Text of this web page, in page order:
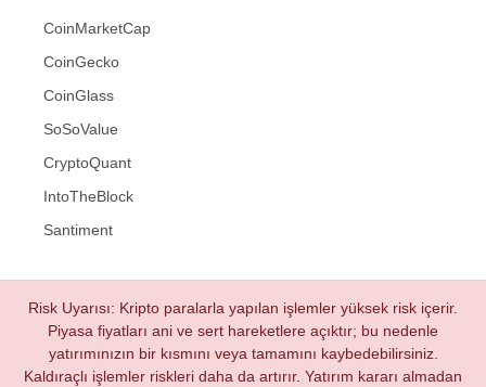
CoinMarketCap
CoinGecko
CoinGlass
SoSoValue
CryptoQuant
IntoTheBlock
Santiment
Risk Uyarısı: Kripto paralarla yapılan işlemler yüksek risk içerir.
Piyasa fiyatları ani ve sert hareketlere açıktır; bu nedenle
yatırımınızın bir kısmını veya tamamını kaybedebilirsiniz.
Kaldıraçlı işlemler riskleri daha da artırır. Yatırım kararı almadan